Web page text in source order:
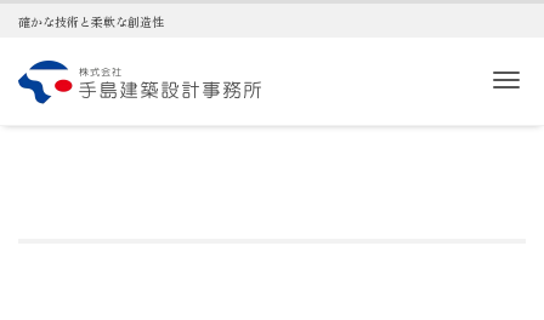
確かな技術と柔軟な創造性